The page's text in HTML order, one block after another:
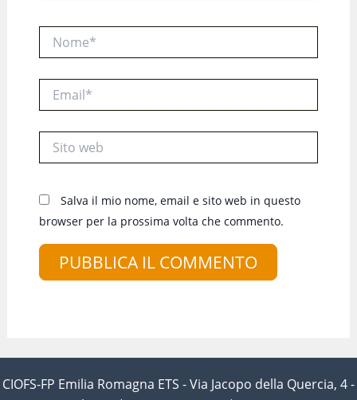
web
Salva il mio nome, email e sito web in questo
browser per la prossima volta che commento.
CIOFS-FP Emilia Romagna ETS - Via Jacopo della Quercia, 4 -